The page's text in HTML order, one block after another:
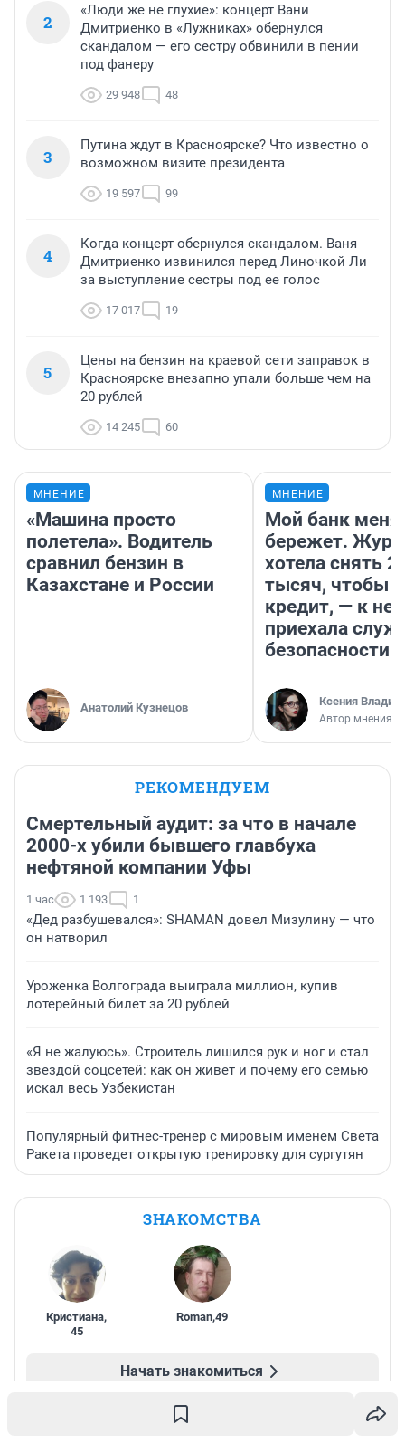
2
«Люди же не глухие»: концерт Вани
Дмитриенко в «Лужниках» обернулся
скандалом — его сестру обвинили в пении
под фанеру
29 948 48
3
Путина ждут в Красноярске? Что известно о
возможном визите президента
19 597 99
4
Когда концерт обернулся скандалом. Ваня
Дмитриенко извинился перед Линочкой Ли
за выступление сестры под ее голос
17 017 19
5
Цены на бензин на краевой сети заправок в
Красноярске внезапно упали больше чем на
20 рублей
14 245 60
МНЕНИЕ
«Машина просто
полетела». Водитель
сравнил бензин в
Казахстане и России
Анатолий Кузнецов
МНЕНИЕ
Мой банк меня
бережет.
хотела снять
тысяч, чтобы
кредит, — к
приехала
безопасности
Ксения
Автор мнения
РЕКОМЕНДУЕМ
Смертельный аудит: за что в начале
2000-х убили бывшего главбуха
нефтяной компании Уфы
1 час 1 193 1
«Дед разбушевался»: SHAMAN довел Мизулину — что
он натворил
Уроженка Волгограда выиграла миллион, купив
лотерейный билет за 20 рублей
«Я не жалуюсь». Строитель лишился рук и ног и стал
звездой соцсетей: как он живет и почему его семью
искал весь Узбекистан
Популярный фитнес-тренер с мировым именем Света
Ракета проведет открытую тренировку для сургутян
ЗНАКОМСТВА
Кристиана,
45
Roman,49
Начать знакомиться